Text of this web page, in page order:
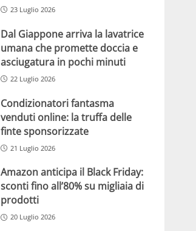
23 Luglio 2026
Dal Giappone arriva la lavatrice
umana che promette doccia e
asciugatura in pochi minuti
22 Luglio 2026
Condizionatori fantasma
venduti online: la truffa delle
finte sponsorizzate
21 Luglio 2026
Amazon anticipa il Black Friday:
sconti fino all’80% su migliaia di
prodotti
20 Luglio 2026